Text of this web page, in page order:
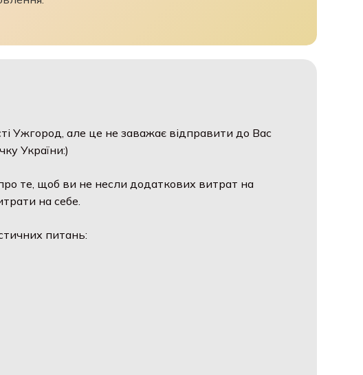
Ужгород, але це не заважає відправити до Вас
України:)
те, щоб ви не несли додаткових витрат на
на себе.
питань: